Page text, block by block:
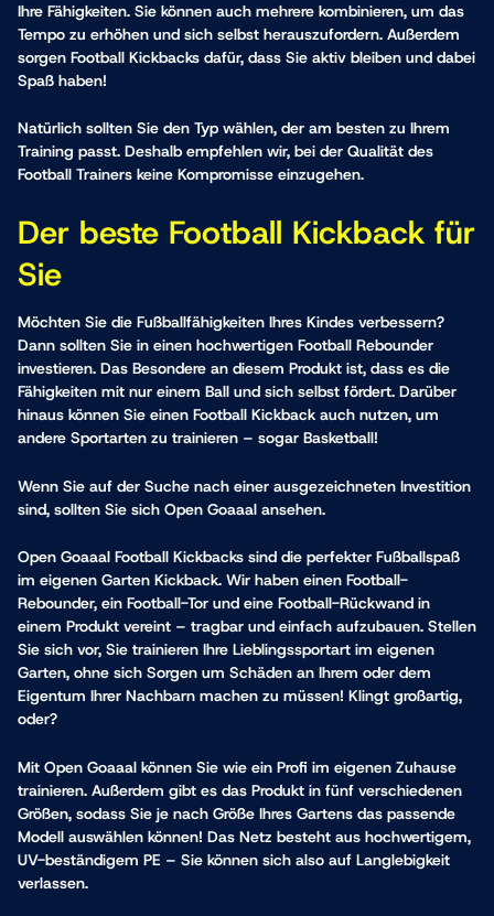
Ihre Fähigkeiten. Sie können auch mehrere kombinieren, um das
Tempo zu erhöhen und sich selbst herauszufordern. Außerdem
sorgen Football Kickbacks dafür, dass Sie aktiv bleiben und dabei
Spaß haben!
Natürlich sollten Sie den Typ wählen, der am besten zu Ihrem
Training passt. Deshalb empfehlen wir, bei der Qualität des
Football Trainers keine Kompromisse einzugehen.
Der beste Football Kickback für
Sie
Möchten Sie die Fußballfähigkeiten Ihres Kindes verbessern?
Dann sollten Sie in einen hochwertigen Football Rebounder
investieren. Das Besondere an diesem Produkt ist, dass es die
Fähigkeiten mit nur einem Ball und sich selbst fördert. Darüber
hinaus können Sie einen Football Kickback auch nutzen, um
andere Sportarten zu trainieren – sogar Basketball!
Wenn Sie auf der Suche nach einer ausgezeichneten Investition
sind, sollten Sie sich Open Goaaal ansehen.
Open Goaaal Football Kickbacks sind die perfekter Fußballspaß
im eigenen Garten Kickback. Wir haben einen Football-
Rebounder, ein Football-Tor und eine Football-Rückwand in
einem Produkt vereint – tragbar und einfach aufzubauen. Stellen
Sie sich vor, Sie trainieren Ihre Lieblingssportart im eigenen
Garten, ohne sich Sorgen um Schäden an Ihrem oder dem
Eigentum Ihrer Nachbarn machen zu müssen! Klingt großartig,
oder?
Mit Open Goaaal können Sie wie ein Profi im eigenen Zuhause
trainieren. Außerdem gibt es das Produkt in fünf verschiedenen
Größen, sodass Sie je nach Größe Ihres Gartens das passende
Modell auswählen können! Das Netz besteht aus hochwertigem,
UV-beständigem PE – Sie können sich also auf Langlebigkeit
verlassen.